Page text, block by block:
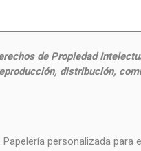
de Propiedad
distribución,
personalizada